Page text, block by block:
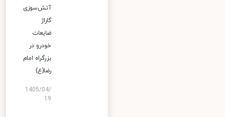
آتش‌سوزی
گاراژ
ضایعات
خودرو در
بزرگراه امام
رضا(ع)
1405/04/
19